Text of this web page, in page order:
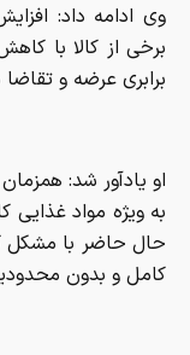
وی ادامه داد:
برخی از کالا با
برابری عرضه و تقاضا
او یادآور شد:
به ویژه مواد غذایی
حال حاضر با مشکل
کامل و بدون